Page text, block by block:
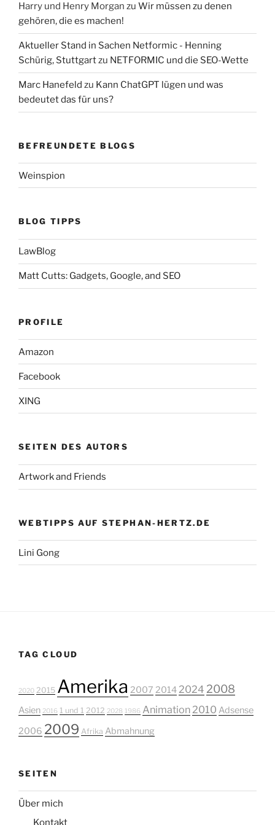
Harry und Henry Morgan zu Wir müssen zu denen
gehören, die es machen!
Aktueller Stand in Sachen Netformic - Henning
Schürig, Stuttgartzu NETFORMIC und die SEO-Wette
Marc Hanefeld zu Kann ChatGPT lügen und was
bedeutet das für uns?
BEFREUNDETE BLOGS
Weinspion
BLOG TIPPS
LawBlog
Matt Cutts: Gadgets, Google, and SEO
PROFILE
Amazon
Facebook
XING
SEITEN DES AUTORS
Artwork and Friends
WEBTIPPS AUF STEPHAN-HERTZ.DE
Lini Gong
TAG CLOUD
2020 2015 Amerika 2007 2014 2024 2008
Asien 2016 1 und 1 2012 2028 1986 Animation 2010 Adsense
2006 2009 Afrika Abmahnung
SEITEN
Über mich
Kontakt